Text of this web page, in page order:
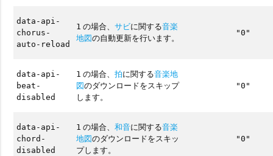
data-api-
chorus-
auto-reload
1 の場合、サビに関する音楽
地図の自動更新を行います。
"0"
data-api-
beat-
disabled
1 の場合、拍に関する音楽地
図のダウンロードをスキップ
します。
"0"
data-api-
chord-
disabled
1 の場合、和音に関する音楽
地図のダウンロードをスキッ
プします。
"0"